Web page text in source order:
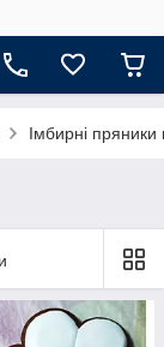
Імбирні